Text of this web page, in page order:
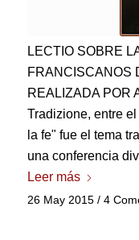
LECTIO SOBRE
FRANCISCANOS
REALIZADA POR
Tradizione, entre
la fe" fue el tema
una conferencia
Leer más
26 May 2015 / 4